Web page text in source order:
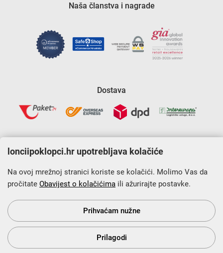
Naša članstva i nagrade
Dostava
Krajnji primatelj financijskog instrumenta sufinanciranog iz
Europskog fonda za regionalni razvoj u sklopu Operativnog
s Vama od 2014. godine!
lonciipoklopci.hr upotrebljava kolačiće
Na ovoj mrežnoj stranici koriste se kolačići. Molimo Vas da
pročitate Obavijest o kolačićima ili ažurirajte postavke.
Prihvaćam nužne
Prilagodi